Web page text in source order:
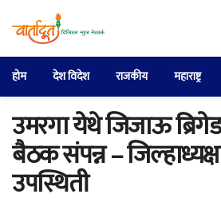
होम देश विदेश राजकीय महाराष्ट्र
उमरगा येथे जिजाऊ
बैठक संपन्न –
उपस्थिती